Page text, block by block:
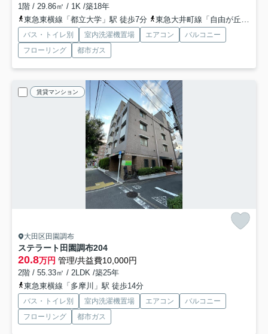
1階 / 29.86㎡ / 1K /築18年
東急東横線「都立大学」駅 徒歩7分
東急大井町線「自由が丘」駅 徒歩14分
バス・トイレ別 室内洗濯機置場 エアコン
バルコニー
フローリング
都市ガス
賃貸マンション
大田区田園調布
ステラート田園調布204
20.8万円 管理/共益費10,000円
2階 / 55.33㎡ / 2LDK /築25年
東急東横線「多摩川」駅 徒歩14分
バス・トイレ別 室内洗濯機置場 エアコン
バルコニー
フローリング
都市ガス